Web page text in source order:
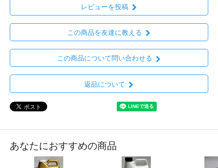
レビューを投稿
この商品を友達に教える
この商品について問い合わせる
返品について
あなたにおすすめの商品